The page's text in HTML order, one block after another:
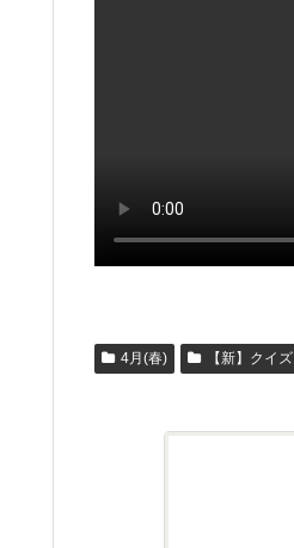
4月(春) 【新】クイズ